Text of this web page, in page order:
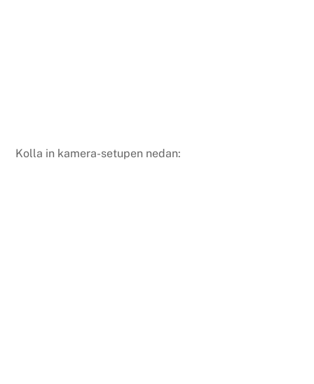
Kolla in kamera-setupen nedan: